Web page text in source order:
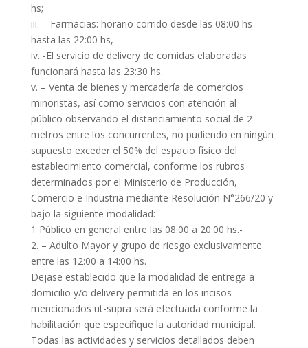
hs;
iii. – Farmacias: horario corrido desde las 08:00 hs
hasta las 22:00 hs,
iv. -El servicio de delivery de comidas elaboradas
funcionará hasta las 23:30 hs.
v. – Venta de bienes y mercadería de comercios
minoristas, así como servicios con atención al
público observando el distanciamiento social de 2
metros entre los concurrentes, no pudiendo en ningún
supuesto exceder el 50% del espacio físico del
establecimiento comercial, conforme los rubros
determinados por el Ministerio de Producción,
Comercio e Industria mediante Resolución N°266/20 y
bajo la siguiente modalidad:
1 Público en general entre las 08:00 a 20:00 hs.-
2. – Adulto Mayor y grupo de riesgo exclusivamente
entre las 12:00 a 14:00 hs.
Dejase establecido que la modalidad de entrega a
domicilio y/o delivery permitida en los incisos
mencionados ut-supra será efectuada conforme la
habilitación que especifique la autoridad municipal.
Todas las actividades y servicios detallados deben